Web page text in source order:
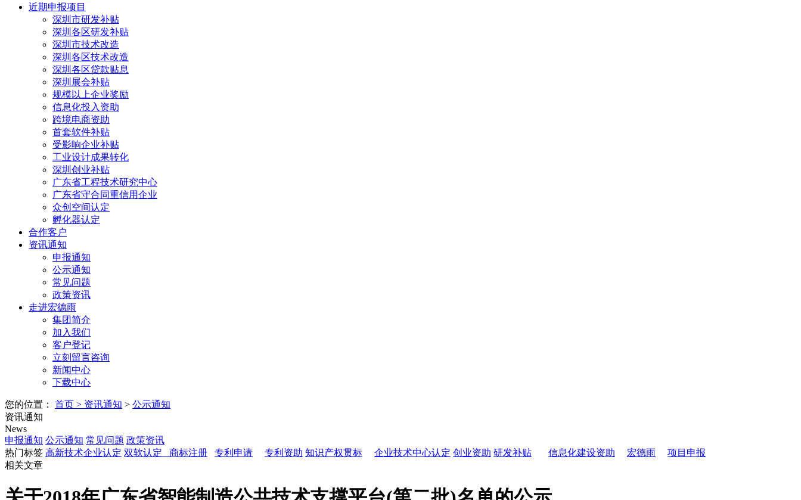
近期申报项目
深圳市研发补贴
深圳各区研发补贴
深圳市技术改造
深圳各区技术改造
深圳各区贷款贴息
深圳展会补贴
规模以上企业奖励
信息化投入资助
跨境电商资助
首套软件补贴
受影响企业补贴
工业设计成果转化
深圳创业补贴
广东省工程技术研究中心
广东省守合同重信用企业
众创空间认定
孵化器认定
合作客户
资讯通知
申报通知
公示通知
常见问题
政策资讯
走进宏德雨
集团简介
加入我们
客户登记
立刻留言咨询
新闻中心
下载中心
您的位置： 首页 > 资讯通知 > 公示通知
资讯通知
News
申报通知 公示通知 常见问题 政策资讯
热门标签 高新技术企业认定 双软认定 商标注册 专利申请 专利资助 知识产权贯标 企业技术中心认定 创业资助 研发补贴 信息化建设资助 宏德雨
项目申报
相关文章